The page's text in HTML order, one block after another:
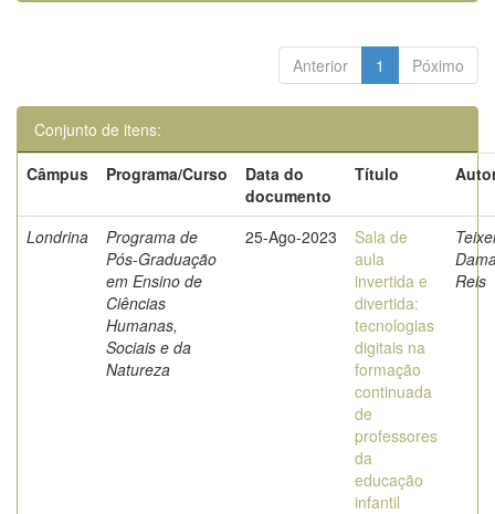
Anterior 1 Póximo
Conjunto de itens:
Câmpus
Programa/Curso
Data do
documento
Título
Londrina
Programa de
Pós-Graduação
em Ensino de
Ciências
Humanas,
Sociais e da
Natureza
25-Ago-2023
Sala de
aula
invertida e
divertida:
tecnologias
digitais na
formação
continuada
de
professores
da
educação
infantil
Reis